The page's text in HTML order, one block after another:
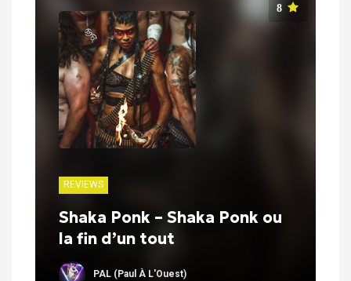
8
REVIEWS
Shaka Ponk – Shaka Ponk ou
la fin d’un tout
PAL (Paul À L'Ouest)